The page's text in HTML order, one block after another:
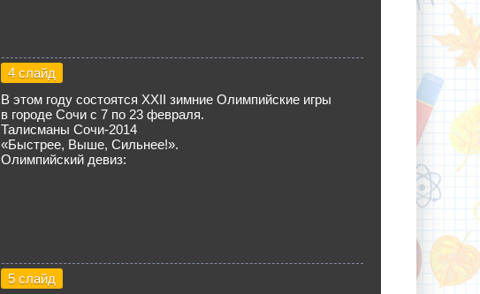
4 слайд
В этом году состоятся XXII зимние Олимпийские игры
в городе Сочи с 7 по 23 февраля.
Талисманы Сочи-2014
«Быстрее, Выше, Сильнее!».
Олимпийский девиз:
5 слайд